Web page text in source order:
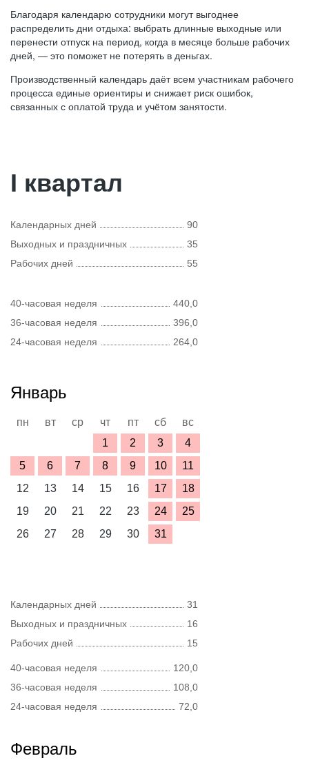
Благодаря календарю сотрудники могут выгоднее
распределить дни отдыха: выбрать длинные выходные или
перенести отпуск на период, когда в месяце больше рабочих
дней, — это поможет не потерять в деньгах.
Производственный календарь даёт всем участникам рабочего
процесса единые ориентиры и снижает риск ошибок,
связанных с оплатой труда и учётом занятости.
I квартал
Календарных дней
90
Выходных и праздничных
35
Рабочих дней
55
40-часовая неделя
440,0
36-часовая неделя
396,0
24-часовая неделя
264,0
Январь
пн вт ср чт пт сб
вс
1
2 3
4
5
6 7 8 9 10
11
12
13 14 15 16 17
18
19
20 21 22 23 24
25
26
27 28 29 30 31
Календарных дней
31
Выходных и праздничных
16
Рабочих дней
15
40-часовая неделя
120,0
36-часовая неделя
108,0
24-часовая неделя
72,0
Февраль